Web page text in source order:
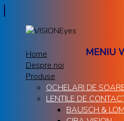
MENIU
Home
Despre noi
Produse
OCHELARI DE
LENTILE DE
BAUSCH &